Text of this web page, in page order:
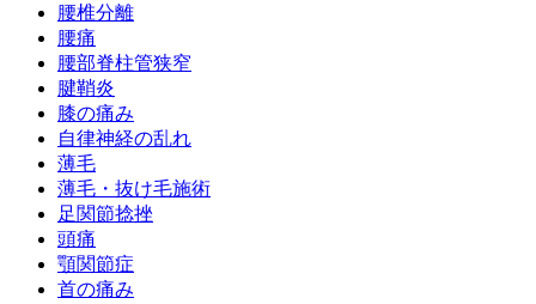
腰椎分離
腰痛
腰部脊柱管狭窄
腱鞘炎
膝の痛み
自律神経の乱れ
薄毛
薄毛・抜け毛施術
足関節捻挫
頭痛
顎関節症
首の痛み